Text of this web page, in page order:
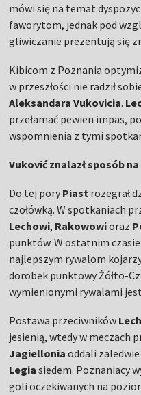
mówi się na temat
faworytom, jednak pod
gliwiczanie prezentują się
Kibicom z Poznania
w przeszłości nie radził
Aleksandara Vukovicia.
przełamać pewien impas,
wspomnienia z tymi
Vuković znalazł sposób
Do tej pory Piast rozegrał
czołówką. W spotkaniach
Lechowi, Rakowowioraz
punktów. W ostatnim
najlepszym rywalom
dorobek punktowy Żółto-
wymienionymi rywalami
Postawa przeciwników
jesienią, wtedy w meczach
Jagiellonia oddali
Legia siedem. Poznaniacy
goli oczekiwanych na